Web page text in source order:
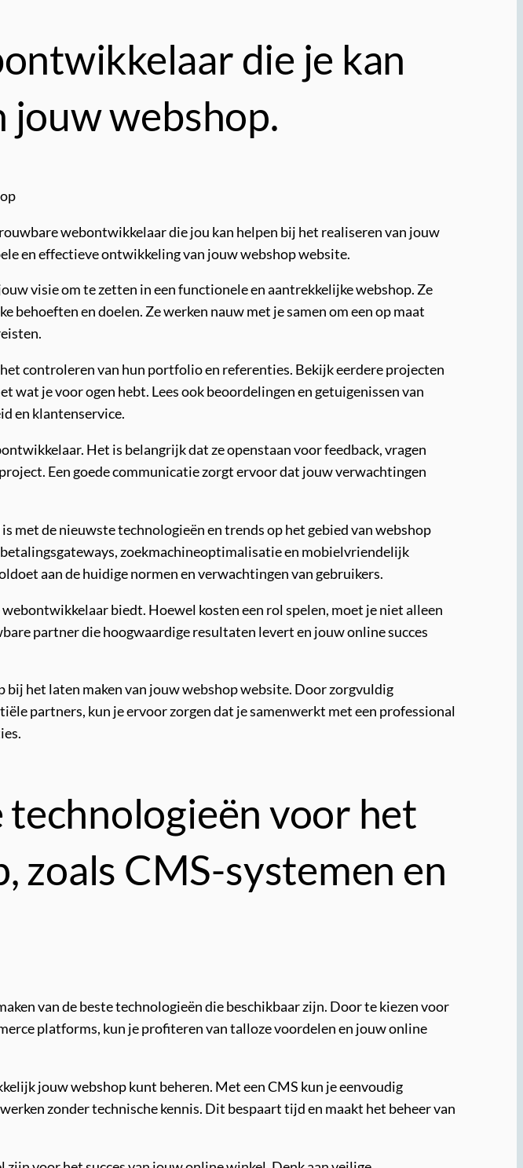
die je kan
jouw webshop.
webontwikkelaar die jou kan helpen bij het realiseren van jouw
en effectieve ontwikkeling van jouw webshop website.
visie om te zetten in een functionele en aantrekkelijke webshop. Ze
en doelen. Ze werken nauw met je samen om een op maat
controleren van hun portfolio en referenties. Bekijk eerdere projecten
je voor ogen hebt. Lees ook beoordelingen en getuigenissen van
en klantenservice.
Het is belangrijk dat ze openstaan voor feedback, vragen
Een goede communicatie zorgt ervoor dat jouw verwachtingen
met de nieuwste technologieën en trends op het gebied van webshop
zoekmachineoptimalisatie en mobielvriendelijk
aan de huidige normen en verwachtingen van gebruikers.
biedt. Hoewel kosten een rol spelen, moet je niet alleen
partner die hoogwaardige resultaten levert en jouw online succes
het laten maken van jouw webshop website. Door zorgvuldig
partners, kun je ervoor zorgen dat je samenwerkt met een professional
technologieën voor het
zoals CMS-systemen en
van de beste technologieën die beschikbaar zijn. Door te kiezen voor
platforms, kun je profiteren van talloze voordelen en jouw online
jouw webshop kunt beheren. Met een CMS kun je eenvoudig
zonder technische kennis. Dit bespaart tijd en maakt het beheer van